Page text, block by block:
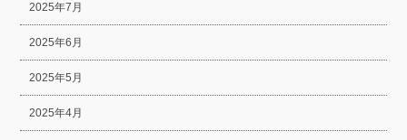
2025年7月
2025年6月
2025年5月
2025年4月